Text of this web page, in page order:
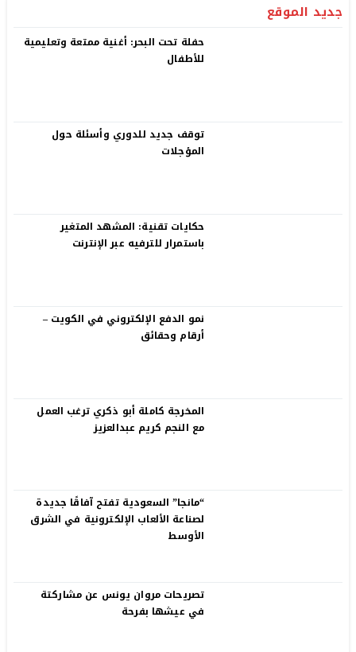
جديد الموقع
حفلة تحت البحر: أغنية ممتعة وتعليمية
للأطفال
توقف جديد للدوري وأسئلة حول
المؤجلات
حكايات تقنية: المشهد المتغير
باستمرار للترفيه عبر الإنترنت
نمو الدفع الإلكتروني في الكويت –
أرقام وحقائق
المخرجة كاملة أبو ذكري ترغب العمل
مع النجم كريم عبدالعزيز
“مانجا” السعودية تفتح آفاقًا جديدة
لصناعة الألعاب الإلكترونية في الشرق
الأوسط
تصريحات مروان يونس عن مشاركتة
في عيشها بفرحة